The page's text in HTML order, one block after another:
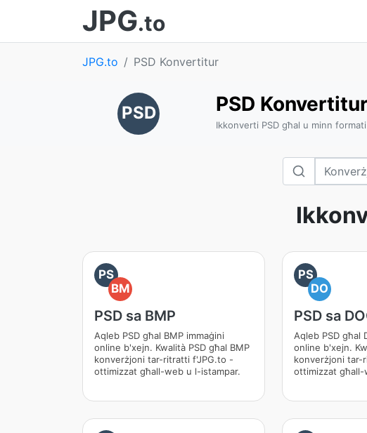
JPG.to
JPG.to PSD Konvertitur
PSD PSD Konvertitur
Ikkonverti PSD għal u minn
PS
BM
PSD sa BMP
Aqleb PSD għal BMP immaġini
online b'xejn. Kwalità PSD għal BMP
konverżjoni tar-ritratti f'JPG.to -
ottimizzat għall-web u l-istampar.
PS
DO
PSD sa
Aqleb PSD għal
online b'xejn.
konverżjoni tar-
ottimizzat għall-